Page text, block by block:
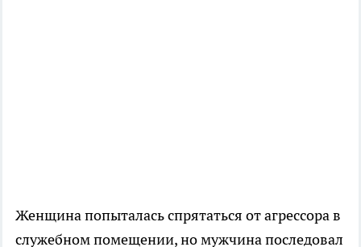
Женщина попыталась спрятаться от агрессора в
служебном помещении, но мужчина последовал